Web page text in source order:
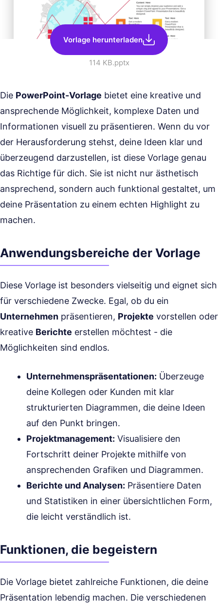
Vorlage herunterladen
114 KB.pptx
Die PowerPoint-Vorlage bietet eine kreative und
ansprechende Möglichkeit, komplexe Daten und
Informationen visuell zu präsentieren. Wenn du vor
der Herausforderung stehst, deine Ideen klar und
überzeugend darzustellen, ist diese Vorlage genau
das Richtige für dich. Sie ist nicht nur ästhetisch
ansprechend, sondern auch funktional gestaltet, um
deine Präsentation zu einem echten Highlight zu
machen.
Anwendungsbereiche der Vorlage
Diese Vorlage ist besonders vielseitig und eignet sich
für verschiedene Zwecke. Egal, ob du ein
Unternehmen präsentieren, Projekte vorstellen oder
kreative Berichte erstellen möchtest - die
Möglichkeiten sind endlos.
Unternehmenspräsentationen: Überzeuge
deine Kollegen oder Kunden mit klar
strukturierten Diagrammen, die deine Ideen
auf den Punkt bringen.
Projektmanagement: Visualisiere den
Fortschritt deiner Projekte mithilfe von
ansprechenden Grafiken und Diagrammen.
Berichte und Analysen: Präsentiere Daten
und Statistiken in einer übersichtlichen Form,
die leicht verständlich ist.
Funktionen, die begeistern
Die Vorlage bietet zahlreiche Funktionen, die deine
Präsentation lebendig machen. Die verschiedenen